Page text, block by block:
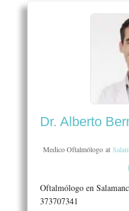
Dr. Alberto
Medico Oftalmólogo at
Oftalmólogo en
373707341